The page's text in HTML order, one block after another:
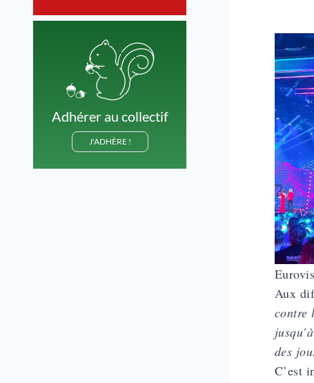
Adhérer au collectif
J'ADHÈRE !
Aux
contre
des
C’est